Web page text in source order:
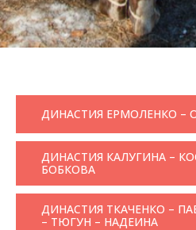
ДИНАСТИЯ ЕРМОЛЕНКО –
ДИНАСТИЯ КАЛУГИНА –
БОБКОВА
ДИНАСТИЯ ТКАЧЕНКО –
– ТЮГУН – НАДЕИНА